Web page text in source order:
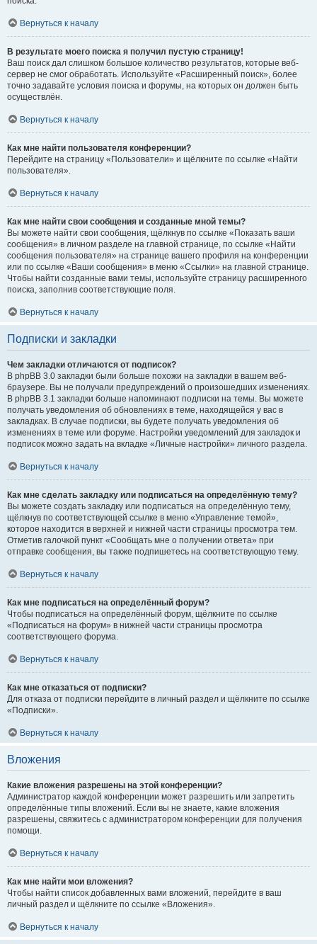
Вернуться к началу
В результате моего поиска я получил пустую страницу!
Ваш поиск дал слишком большое количество результатов, которые веб-
сервер не смог обработать. Используйте «Расширенный поиск», более
точно задавайте условия поиска и форумы, на которых он должен быть
осуществлён.
Вернуться к началу
Как мне найти пользователя конференции?
Перейдите на страницу «Пользователи» и щёлкните по ссылке «Найти
пользователя».
Вернуться к началу
Как мне найти свои сообщения и созданные мной темы?
Вы можете найти свои сообщения, щёлкнув по ссылке «Показать ваши
сообщения» в личном разделе на главной странице, по ссылке «Найти
сообщения пользователя» на странице вашего профиля на конференции
или по ссылке «Ваши сообщения» в меню «Ссылки» на главной странице.
Чтобы найти созданные вами темы, используйте страницу расширенного
поиска, заполнив соответствующие поля.
Вернуться к началу
Подписки и закладки
Чем закладки отличаются от подписок?
В phpBB 3.0 закладки были больше похожи на закладки в вашем веб-
браузере. Вы не получали предупреждений о произошедших изменениях.
В phpBB 3.1 закладки больше напоминают подписки на темы. Вы можете
получать уведомления об обновлениях в теме, находящейся у вас в
закладках. В случае подписки, вы будете получать уведомления об
изменениях в теме или форуме. Настройки уведомлений для закладок и
подписок можно задать на вкладке «Личные настройки» личного раздела.
Вернуться к началу
Как мне сделать закладку или подписаться на определённую тему?
Вы можете создать закладку или подписаться на определённую тему,
щёлкнув по соответствующей ссылке в меню «Управление темой»,
которое находится в верхней и нижней части страницы просмотра тем.
Отметив галочкой пункт «Сообщать мне о получении ответа» при
отправке сообщения, вы также подпишетесь на соответствующую тему.
Вернуться к началу
Как мне подписаться на определённый форум?
Чтобы подписаться на определённый форум, щёлкните по ссылке
«Подписаться на форум» в нижней части страницы просмотра
соответствующего форума.
Вернуться к началу
Как мне отказаться от подписки?
Для отказа от подписки перейдите в личный раздел и щёлкните по ссылке
«Подписки».
Вернуться к началу
Вложения
Какие вложения разрешены на этой конференции?
Администратор каждой конференции может разрешить или запретить
определённые типы вложений. Если вы не знаете, какие вложения
разрешены, свяжитесь с администратором конференции для получения
помощи.
Вернуться к началу
Как мне найти мои вложения?
Чтобы найти список добавленных вами вложений, перейдите в ваш
личный раздел и щёлкните по ссылке «Вложения».
Вернуться к началу